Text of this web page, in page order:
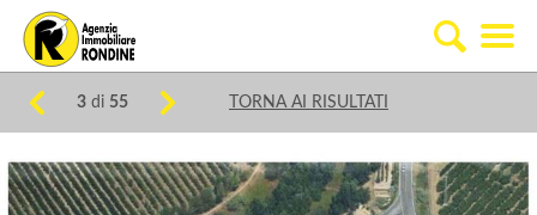
3 di 55 TORNA AI RISULTATI